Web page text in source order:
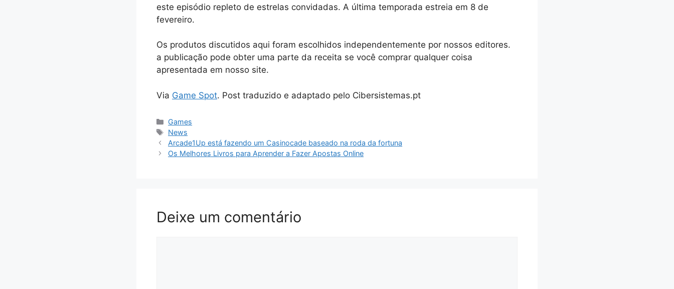
este episódio repleto de estrelas convidadas. A última temporada estreia em 8 de
fevereiro.
Os produtos discutidos aqui foram escolhidos independentemente por nossos editores.
a publicação pode obter uma parte da receita se você comprar qualquer coisa
apresentada em nosso site.
Via Game Spot. Post traduzido e adaptado pelo Cibersistemas.pt
Categorias
Games
Tags
News
Arcade1Up está fazendo um Casinocade baseado na roda da fortuna
Os Melhores Livros para Aprender a Fazer Apostas Online
Deixe um comentário